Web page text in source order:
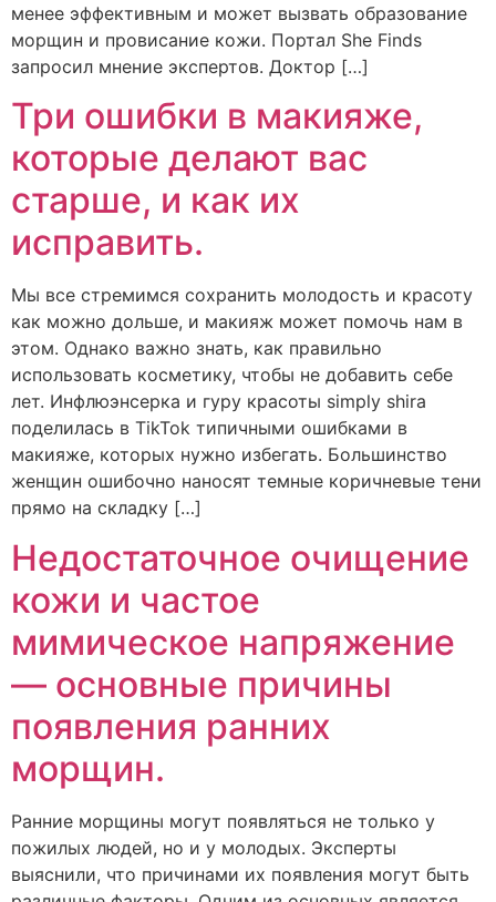
менее эффективным и может вызвать образование
морщин и провисание кожи. Портал She Finds
запросил мнение экспертов. Доктор […]
Три ошибки в макияже,
которые делают вас
старше, и как их
исправить.
Мы все стремимся сохранить молодость и красоту
как можно дольше, и макияж может помочь нам в
этом. Однако важно знать, как правильно
использовать косметику, чтобы не добавить себе
лет. Инфлюэнсерка и гуру красоты simply shira
поделилась в TikTok типичными ошибками в
макияже, которых нужно избегать. Большинство
женщин ошибочно наносят темные коричневые тени
прямо на складку […]
Недостаточное очищение
кожи и частое
мимическое напряжение
— основные причины
появления ранних
морщин.
Ранние морщины могут появляться не только у
пожилых людей, но и у молодых. Эксперты
выяснили, что причинами их появления могут быть